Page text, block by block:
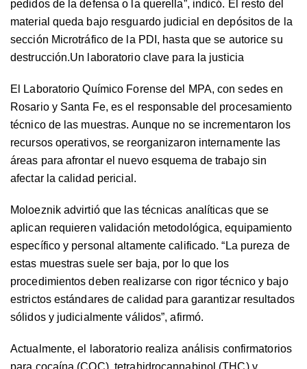
pedidos de la defensa o la querella”, indicó. El resto del
material queda bajo resguardo judicial en depósitos de la
sección Microtráfico de la PDI, hasta que se autorice su
destrucción.Un laboratorio clave para la justicia
El Laboratorio Químico Forense del MPA, con sedes en
Rosario y Santa Fe, es el responsable del procesamiento
técnico de las muestras. Aunque no se incrementaron los
recursos operativos, se reorganizaron internamente las
áreas para afrontar el nuevo esquema de trabajo sin
afectar la calidad pericial.
Moloeznik advirtió que las técnicas analíticas que se
aplican requieren validación metodológica, equipamiento
específico y personal altamente calificado. “La pureza de
estas muestras suele ser baja, por lo que los
procedimientos deben realizarse con rigor técnico y bajo
estrictos estándares de calidad para garantizar resultados
sólidos y judicialmente válidos”, afirmó.
Actualmente, el laboratorio realiza análisis confirmatorios
para cocaína (COC), tetrahidrocannabinol (THC) y